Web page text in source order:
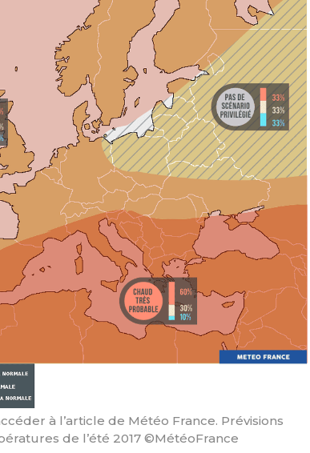
à l’article de Météo France. Prévisions
de l’été 2017 ©MétéoFrance